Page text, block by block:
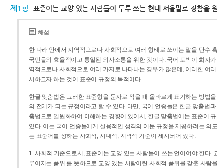
제1항 표준어는 교양 있는 사람들이 두루 쓰는 현대 서울말로 정함을
해설
한 나라 안에서 지역적으로나 사회적으로 여러 형태로 쓰이는 말을 단수
국민들의 효율적이고 통일된 의사소통을 위한 것이다. 국어 토박이 화자
역적으로나 사회적으로 여러 가지로 나타나는 경우가 많은데, 이러한 여
시하고자 하는 것이 표준어 규정의 목적이다.
한글 맞춤법은 그러한 표준형을 문자로 적을 때 올바르게 표기하는 방법
의 전제가 되는 규정이라고 할 수 있다. 다만, 국어 언중들은 한글 맞춤법
춤법으로 일원화하여 이해하는 경향이 있어서, 한글 맞춤법에는 표준어
있다. 이는 국어 언중들에게 실용적인 성격의 어문 규정을 제공하려는 의
는 표준어를 정하는 사회적, 시대적, 지역적 기준이 제시되어 있다.
1. 사회적 기준으로서, 표준어는 교양 있는 사람들이 쓰는 언어여야 한다.
루어지는 품위’를 뜻하므로 교양 있는 사람이란 사회적 품위를 갖춘 사람